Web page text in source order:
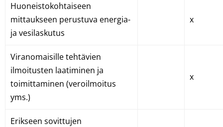
Huoneistokohtaiseen
mittaukseen perustuva energia-
ja vesilaskutus
x
Viranomaisille tehtävien
ilmoitusten laatiminen ja
toimittaminen (veroilmoitus
yms.)
x
Erikseen sovittujen